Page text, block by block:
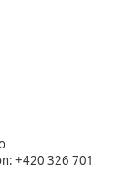
+420 326 701